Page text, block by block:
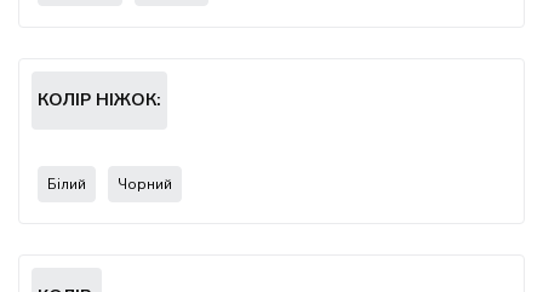
КОЛІР НІЖОК:
Білий Чорний